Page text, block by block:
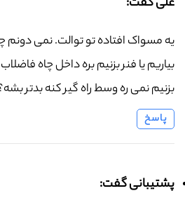
یه مسواک افتاده تو توالت. نمی دونم
بیاریم یا فنر بزنیم بره داخل چاه
بزنیم نمی ره وسط راه گیر کنه بدتر
پاسخ
پشتیبانی گفت: